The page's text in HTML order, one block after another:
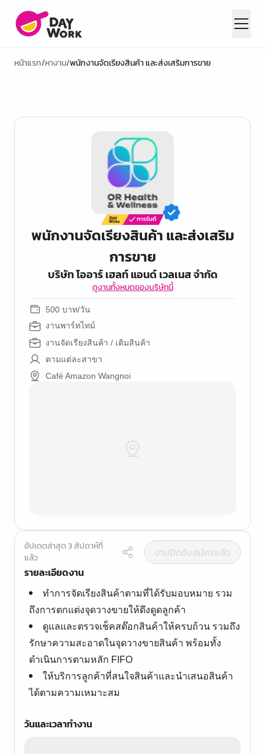
หน้าแรก/หางาน/พนักงานจัดเรียงสินค้า และส่งเสริมการขาย
พนักงานจัดเรียงสินค้า และส่งเสริม
การขาย
บริษัท โออาร์ เฮลท์ แอนด์ เวลเนส จำกัด
ดูงานทั้งหมดของบริษัทนี้
500 บาท/วัน
งานพาร์ทไทม์
งานจัดเรียงสินค้า / เติมสินค้า
ตามแต่ละสาขา
Café Amazon Wangnoi
อัปเดตล่าสุด 3 สัปดาห์ที่
แล้ว
งานปิดรับสมัครแล้ว
รายละเอียดงาน
ทำการจัดเรียงสินค้าตามที่ได้รับมอบหมาย รวม
ถึงการตกแต่งจุดวางขายให้ดึงดูดลูกค้า
ดูแลและตรวจเช็คสต๊อกสินค้าให้ครบถ้วน รวมถึง
รักษาความสะอาดในจุดวางขายสินค้า พร้อมทั้ง
ดำเนินการตามหลัก FIFO
ให้บริการลูกค้าที่สนใจสินค้าและนำเสนอสินค้า
ได้ตามความเหมาะสม
วันและเวลาทำงาน